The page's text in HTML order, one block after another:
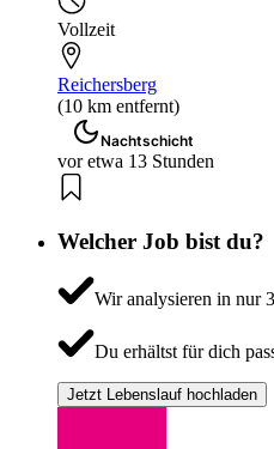
Vollzeit
Reichersberg
(10 km entfernt)
Nachtschicht
vor etwa 13 Stunden
Welcher Job bist du?
Wir analysieren in nur
Du erhältst für dich
Jetzt Lebenslauf hochladen